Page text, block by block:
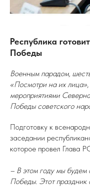
Республика
Победы
Военным парадом,
«Посмотри на их лица»,
мероприятиями
Победы советского
Подготовку к
заседании
которое провел Глава
– В этом году мы будем
Победы. Этот праздник